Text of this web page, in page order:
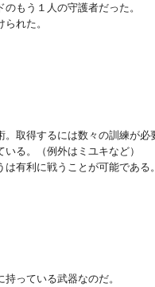
もう１人の守護者だった。
れた。
取得するには数々の訓練が必
る。（例外はミユキなど）
有利に戦うことが可能である。
っている武器なのだ。